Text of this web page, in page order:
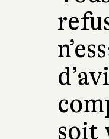
soit